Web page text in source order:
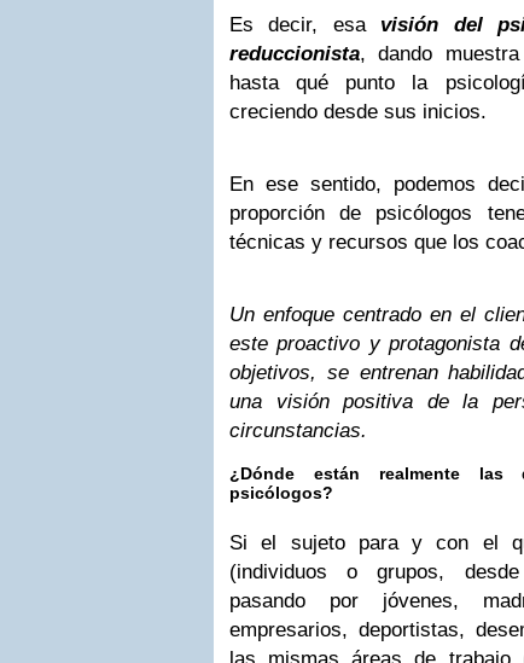
Es decir, esa visión del
reduccionista, dando
hasta qué punto la
creciendo desde sus inicios.
En ese sentido, podemos
proporción de psicólogos
técnicas y recursos que los
Un enfoque centrado en el
este proactivo y protagonista
objetivos, se entrenan
una visión positiva de la
circunstancias.
¿Dónde están realmente las
psicólogos?
Si el sujeto para y con el
(individuos o grupos,
pasando por jóvenes,
empresarios, deportistas,